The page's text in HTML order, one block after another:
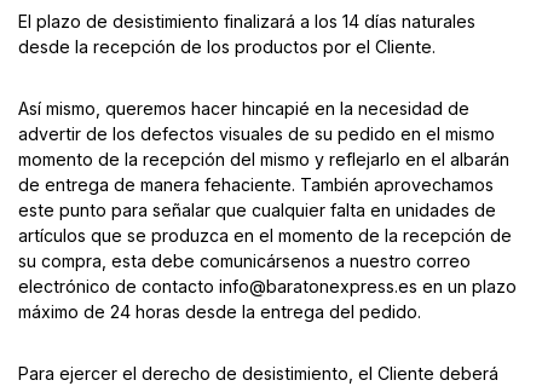
El plazo de desistimiento finalizará a los 14 días naturales
desde la recepción de los productos por el Cliente.
Así mismo, queremos hacer hincapié en la necesidad de
advertir de los defectos visuales de su pedido en el mismo
momento de la recepción del mismo y reflejarlo en el albarán
de entrega de manera fehaciente. También aprovechamos
este punto para señalar que cualquier falta en unidades de
artículos que se produzca en el momento de la recepción de
su compra, esta debe comunicársenos a nuestro correo
electrónico de contacto info@baratonexpress.es en un plazo
máximo de 24 horas desde la entrega del pedido.
Para ejercer el derecho de desistimiento, el Cliente deberá